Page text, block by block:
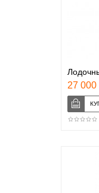
27 000